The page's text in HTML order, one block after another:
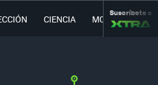
CIENCIA MOVILIDAD
Suscríbete a